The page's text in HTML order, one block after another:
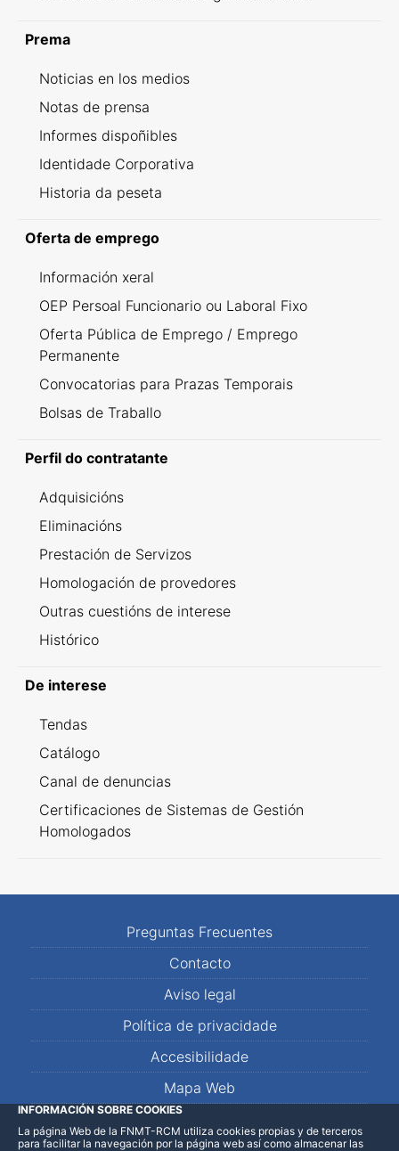
Prema
Noticias en los medios
Notas de prensa
Informes dispoñibles
Identidade Corporativa
Historia da peseta
Oferta de emprego
Información xeral
OEP Persoal Funcionario ou Laboral Fixo
Oferta Pública de Emprego / Emprego
Permanente
Convocatorias para Prazas Temporais
Bolsas de Traballo
Perfil do contratante
Adquisicións
Eliminacións
Prestación de Servizos
Homologación de provedores
Outras cuestións de interese
Histórico
De interese
Tendas
Catálogo
Canal de denuncias
Certificaciones de Sistemas de Gestión
Homologados
Preguntas Frecuentes
Contacto
Aviso legal
Política de privacidade
Accesibilidade
Mapa Web
LinkedInFacebookWhatsApp
INFORMACIÓN SOBRE COOKIES
La página Web de la FNMT-RCM utiliza cookies propias y de terceros
para facilitar la navegación por la página web así como almacenar las